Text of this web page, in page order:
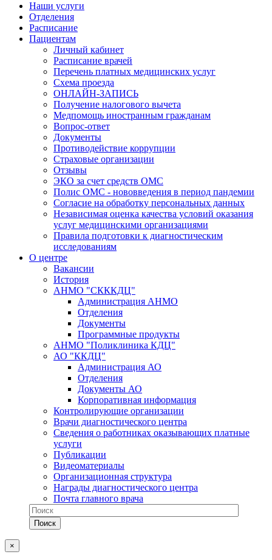
Наши услуги
Отделения
Расписание
Пациентам
Личный кабинет
Расписание врачей
Перечень платных медицинских услуг
Схема проезда
ОНЛАЙН-ЗАПИСЬ
Получение налогового вычета
Медпомощь иностранным гражданам
Вопрос-ответ
Документы
Противодействие коррупции
Страховые организации
Отзывы
ЭКО за счет средств ОМС
Полис ОМС - нововведения в период пандемии
Согласие на обработку персональных данных
Независимая оценка качества условий оказания
услуг медицинскими организациями
Правила подготовки к диагностическим
исследованиям
О центре
Вакансии
История
АНМО "СКККДЦ"
Администрация АНМО
Отделения
Документы
Программные продукты
АНМО "Поликлиника КДЦ"
АО "ККДЦ"
Администрация АО
Отделения
Документы АО
Корпоративная информация
Контролирующие организации
Врачи диагностического центра
Сведения о работниках оказывающих платные
услуги
Публикации
Видеоматериалы
Организационная структура
Награды диагностического центра
Почта главного врача
×